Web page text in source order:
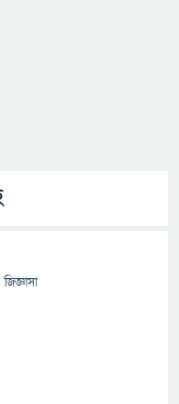
জিজ্ঞাসা